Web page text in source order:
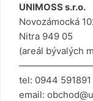
UNIMOSS s.r.o.
Novozámocká
Nitra 949 05
(areál bývalých
tel: 0944 591891
email: